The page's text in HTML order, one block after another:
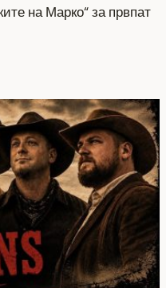
на Марко“ за првпат